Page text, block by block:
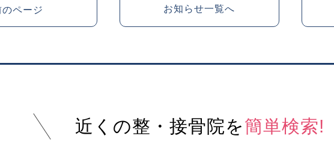
のページ お知らせ一覧へ
近くの整・接骨院を簡単検索!